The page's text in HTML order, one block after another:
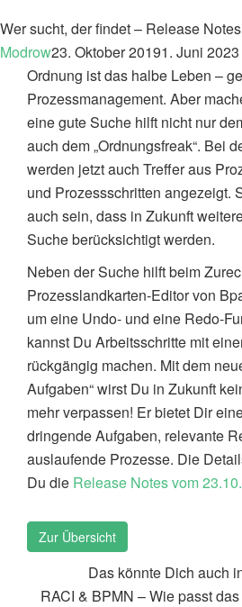
Wer sucht, der findet – Release
Modrow23. Oktober 20191. Juni 2023
Ordnung ist das halbe Leben –
Prozessmanagement. Aber
eine gute Suche hilft nicht nur
auch dem „Ordnungsfreak“. Bei
werden jetzt auch Treffer aus
und Prozessschritten angezeigt.
auch sein, dass in Zukunft
Suche berücksichtigt werden.
Neben der Suche hilft beim
Prozesslandkarten-Editor von
um eine Undo- und eine Redo-
kannst Du Arbeitsschritte mit
rückgängig machen. Mit dem
Aufgaben“ wirst Du in Zukunft
mehr verpassen! Er bietet Dir
dringende Aufgaben, relevante
auslaufende Prozesse. Die
Du die Release Notes vom
Zur Übersicht
Das könnte Dich auch
RACI & BPMN – Wie passt